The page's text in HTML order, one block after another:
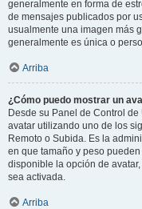
generalmente en forma de
de mensajes publicados por
usualmente una imagen más
generalmente es única o
Arriba
¿Cómo puedo mostrar un
Desde su Panel de Control
avatar utilizando uno de los
Remoto o Subida. Es la
en que tamaño y peso
disponible la opción de
sea activada.
Arriba